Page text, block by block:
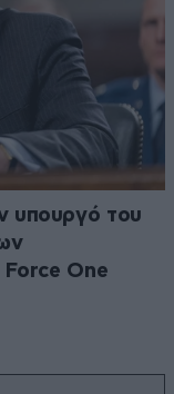
υπουργό του
Force One